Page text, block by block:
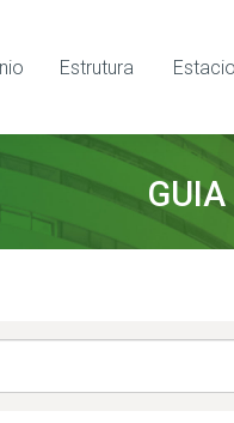
Estrutura
GUIA